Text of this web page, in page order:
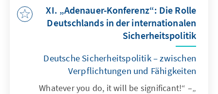
XI. „Adenauer-Konferenz“: Die Rolle
Deutschlands in der internationalen
Sicherheitspolitik
Deutsche Sicherheitspolitik – zwischen
Verpflichtungen und Fähigkeiten
„Whatever you do, it will be significant!“ –